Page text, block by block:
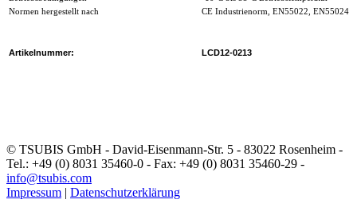
Normen hergestellt nach
CE Industrienorm, EN55022, EN55024
Artikelnummer: LCD12-0213
© TSUBIS GmbH - David-Eisenmann-Str. 5 - 83022 Rosenheim -
Tel.: +49 (0) 8031 35460-0 - Fax: +49 (0) 8031 35460-29 -
info@tsubis.com
Impressum | Datenschutzerklärung